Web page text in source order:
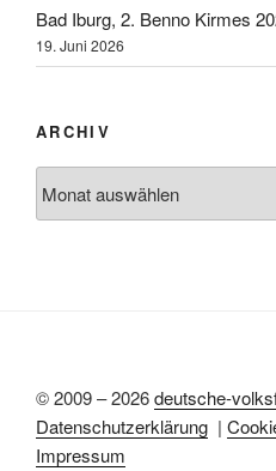
Bad Iburg, 2. Benno Kirmes
19. Juni 2026
ARCHIV
© 2009 – 2026deutsche-
Datenschutzerklärung |
Impressum